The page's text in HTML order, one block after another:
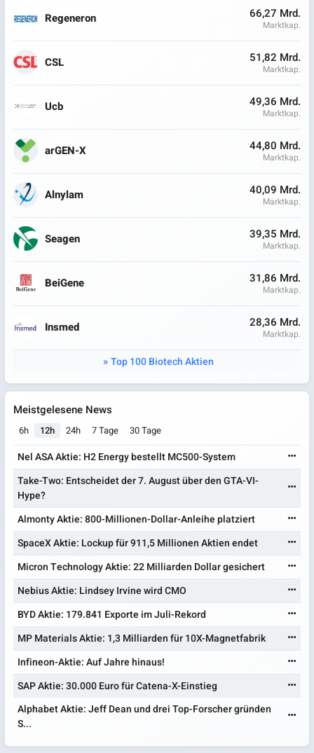
Regeneron 66,27 Mrd.
Marktkap.
CSL 51,82 Mrd.
Marktkap.
Ucb 49,36 Mrd.
Marktkap.
arGEN-X 44,80 Mrd.
Marktkap.
Alnylam 40,09 Mrd.
Marktkap.
Seagen 39,35 Mrd.
Marktkap.
BeiGene 31,86 Mrd.
Marktkap.
Insmed 28,36 Mrd.
Marktkap.
Top 100 Biotech Aktien
Meistgelesene News
6h 12h 24h 7 Tage 30 Tage
Nel ASA Aktie: H2 Energy bestellt MC500-System
Take-Two: Entscheidet der 7. August über den GTA-VI-
Hype?
Almonty Aktie: 800-Millionen-Dollar-Anleihe platziert
SpaceX Aktie: Lockup für 911,5 Millionen Aktien endet
Micron Technology Aktie: 22 Milliarden Dollar gesichert
Nebius Aktie: Lindsey Irvine wird CMO
BYD Aktie: 179.841 Exporte im Juli-Rekord
MP Materials Aktie: 1,3 Milliarden für 10X-Magnetfabrik
Infineon-Aktie: Auf Jahre hinaus!
SAP Aktie: 30.000 Euro für Catena-X-Einstieg
Alphabet Aktie: Jeff Dean und drei Top-Forscher gründen
S...